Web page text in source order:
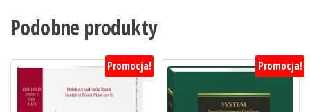
Podobne produkty
Promocja! Promocja!